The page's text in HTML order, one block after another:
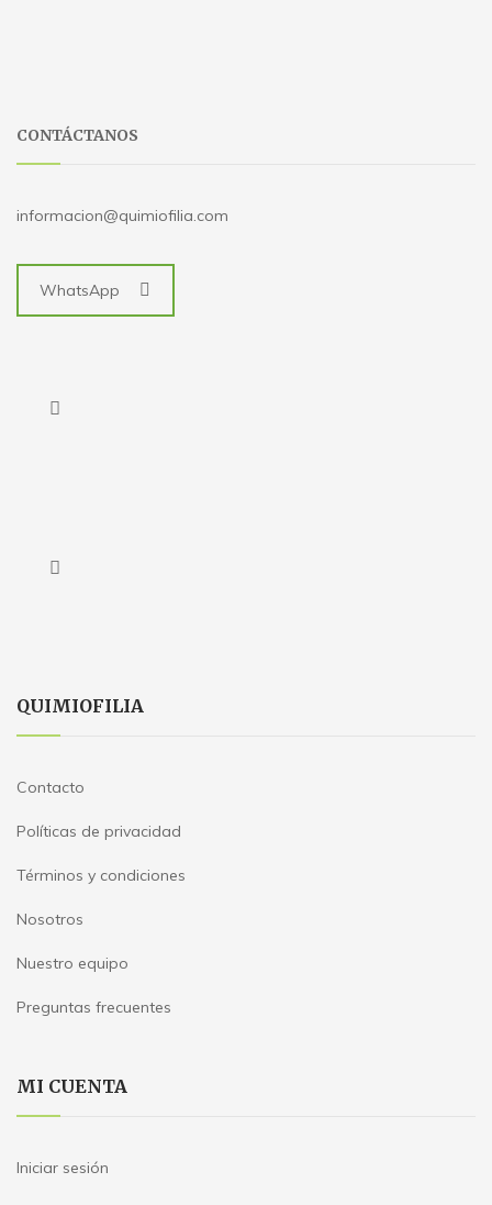
CONTÁCTANOS
informacion@quimiofilia.com
WhatsApp
QUIMIOFILIA
Contacto
Políticas de privacidad
Términos y condiciones
Nosotros
Nuestro equipo
Preguntas frecuentes
MI CUENTA
Iniciar sesión